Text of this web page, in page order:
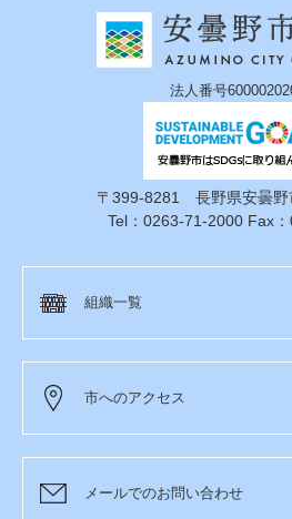
法人番号
〒399-8281 長野県安曇野
Tel：0263-71-2000 Fax
組織一覧
市へのアクセス
メールでのお問い合わせ